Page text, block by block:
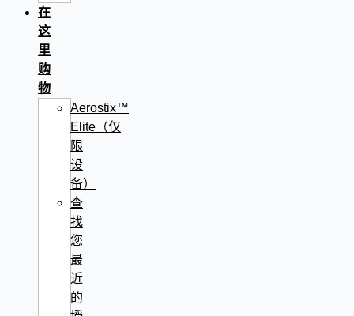
在
这
里
购
物
Aerostix™
Elite（仅
限
设
备）
查
找
您
最
近
的